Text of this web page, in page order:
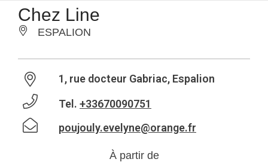
Chez Line
ESPALION
1, rue docteur Gabriac, Espalion
Tel. +33670090751
poujouly.evelyne@orange.fr
À partir de